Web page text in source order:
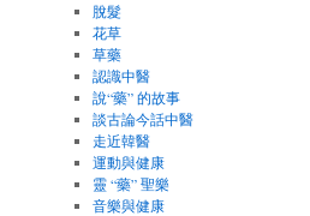
脫髮
花草
草藥
認識中醫
說“藥” 的故事
談古論今話中醫
走近韓醫
運動與健康
靈 “藥” 聖樂
音樂與健康